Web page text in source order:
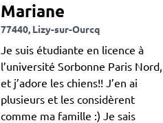
Mariane
77440, Lizy-sur-Ourcq
Je suis étudiante en licence à
l’université Sorbonne Paris Nord,
et j’adore les chiens!! J’en ai
plusieurs et les considèrent
comme ma famille :) Je sais